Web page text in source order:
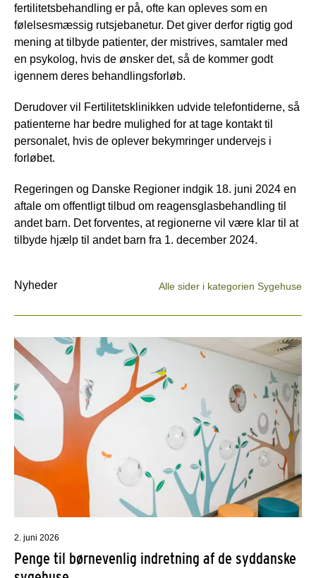
fertilitetsbehandling er på, ofte kan opleves som en
følelsesmæssig rutsjebanetur. Det giver derfor rigtig god
mening at tilbyde patienter, der mistrives, samtaler med
en psykolog, hvis de ønsker det, så de kommer godt
igennem deres behandlingsforløb.
Derudover vil Fertilitetsklinikken udvide telefontiderne, så
patienterne har bedre mulighed for at tage kontakt til
personalet, hvis de oplever bekymringer undervejs i
forløbet.
Regeringen og Danske Regioner indgik 18. juni 2024 en
aftale om offentligt tilbud om reagensglasbehandling til
andet barn. Det forventes, at regionerne vil være klar til at
tilbyde hjælp til andet barn fra 1. december 2024.
Nyheder Alle sider i kategorien Sygehuse
2. juni 2026
Penge til børnevenlig indretning af de syddanske